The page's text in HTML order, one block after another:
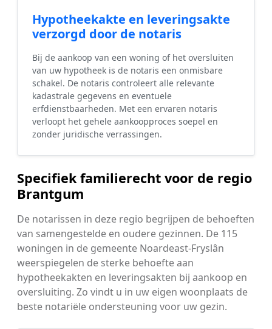
Hypotheekakte en leveringsakte
verzorgd door de notaris
Bij de aankoop van een woning of het oversluiten
van uw hypotheek is de notaris een onmisbare
schakel. De notaris controleert alle relevante
kadastrale gegevens en eventuele
erfdienstbaarheden. Met een ervaren notaris
verloopt het gehele aankoopproces soepel en
zonder juridische verrassingen.
Specifiek familierecht voor de regio
Brantgum
De notarissen in deze regio begrijpen de behoeften
van samengestelde en oudere gezinnen. De 115
woningen in de gemeente Noardeast-Fryslân
weerspiegelen de sterke behoefte aan
hypotheekakten en leveringsakten bij aankoop en
oversluiting. Zo vindt u in uw eigen woonplaats de
beste notariële ondersteuning voor uw gezin.